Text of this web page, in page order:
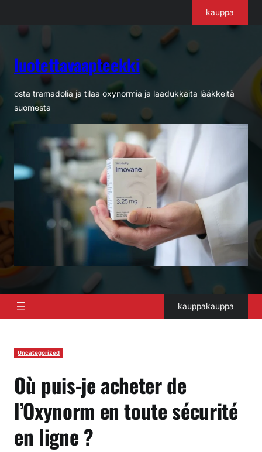
kauppa
luotettavaapteekki
osta tramadolia ja tilaa oxynormia ja laadukkaita lääkkeitä
suomesta
kauppakauppa
Uncategorized
Où puis-je acheter de
l’Oxynorm en toute sécurité
en ligne ?